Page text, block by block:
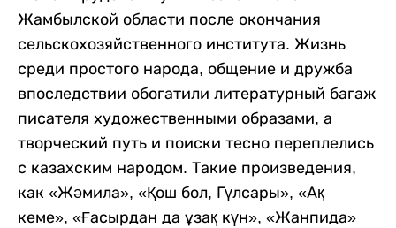
Жамбылской области после окончания
сельскохозяйственного института. Жизнь
среди простого народа, общение и дружба
впоследствии обогатили литературный багаж
писателя художественными образами, а
творческий путь и поиски тесно переплелись
с казахским народом. Такие произведения,
как «Жәмила», «Қош бол, Гүлсары», «Ақ
кеме», «Ғасырдан да ұзақ күн», «Жанпида»